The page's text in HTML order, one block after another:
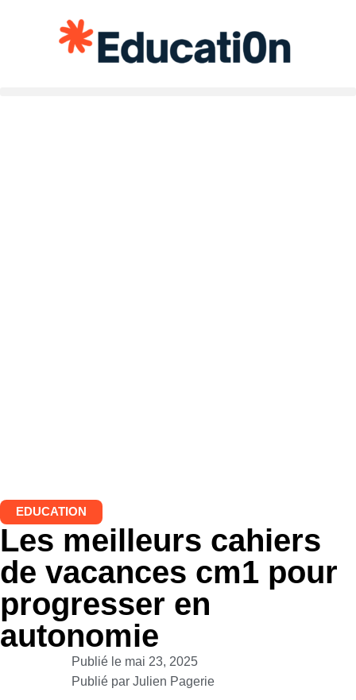
EDUCATION
Les meilleurs cahiers
de vacances cm1 pour
progresser en
autonomie
Publié le mai 23, 2025
Publié par Julien Pagerie